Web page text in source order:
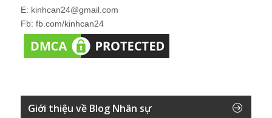
E: kinhcan24@gmail.com
Fb: fb.com/kinhcan24
Giới thiệu về Blog Nhân sự